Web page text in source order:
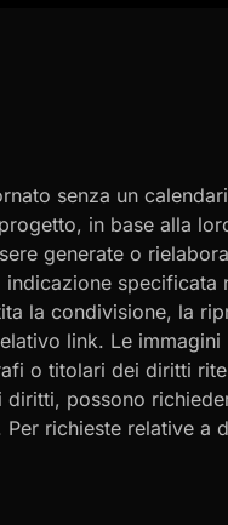
senza un
in base alla
generate o
indicazione
la condivisione, la
link. Le
o titolari dei diritti
possono
richieste relative